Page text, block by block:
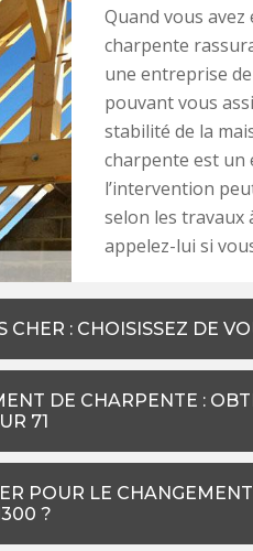
Quand vous avez
charpente
une entreprise
pouvant vous
stabilité de la
charpente est un
l’intervention
selon les travaux
appelez-lui si
CHER : CHOISISSEZ DE
DE CHARPENTE :
71
POUR LE
?